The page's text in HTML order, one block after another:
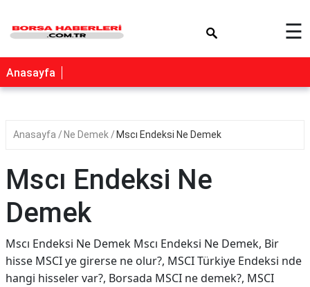
☰
Anasayfa
Anasayfa Ne Demek Mscı Endeksi Ne Demek
Mscı Endeksi Ne
Demek
Mscı Endeksi Ne Demek Mscı Endeksi Ne Demek, Bir
hisse MSCI ye girerse ne olur?, MSCI Türkiye Endeksi nde
hangi hisseler var?, Borsada MSCI ne demek?, MSCI